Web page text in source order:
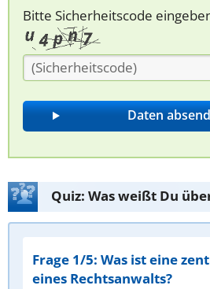
Bitte Sicherheitscode
Quiz: Was weißt Du
Frage 1/5: Was ist eine
eines Rechtsanwalts?